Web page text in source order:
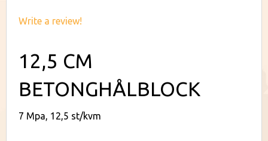
Write a review!
12,5 CM
BETONGHÅLBLOCK
7 Mpa, 12,5 st/kvm